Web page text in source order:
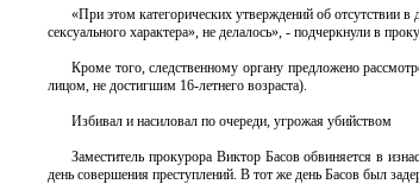
«При этом категорических утверждений об отсутствии
сексуального характера», не делалось», - подчеркнули в
Кроме того, следственному органу предложено
лицом, не достигшим 16-летнего возраста).
Избивал и насиловал по очереди, угрожая убийством
Заместитель прокурора Виктор Басов обвиняется в
день совершения преступлений. В тот же день Басов был